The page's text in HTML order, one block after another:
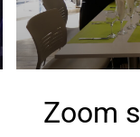
Zoom